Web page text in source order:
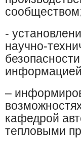
-
научно-
–
кафедрой
тепловыми